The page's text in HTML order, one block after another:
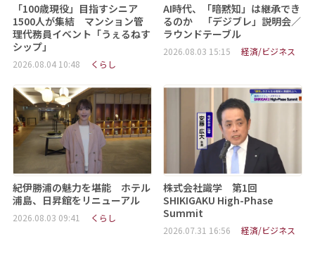
「100歳現役」目指すシニア
1500人が集結 マンション管
理代務員イベント「うぇるねす
シップ」
2026.08.04 10:48 くらし
AI時代、「暗黙知」は継承でき
るのか 「デジブレ」説明会／
ラウンドテーブル
2026.08.03 15:15 経済/ビジネス
紀伊勝浦の魅力を堪能 ホテル
浦島、日昇館をリニューアル
2026.08.03 09:41 くらし
株式会社識学 第1回
SHIKIGAKU High-Phase
Summit
2026.07.31 16:56 経済/ビジネス